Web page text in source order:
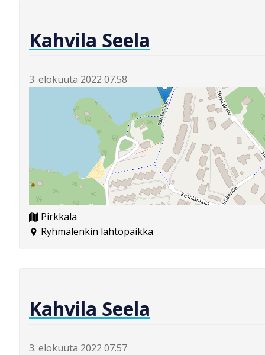
Kahvila Seela
3. elokuuta 2022 07.58
Pirkkala
Ryhmälenkin lähtöpaikka
Kahvila Seela
3. elokuuta 2022 07.57